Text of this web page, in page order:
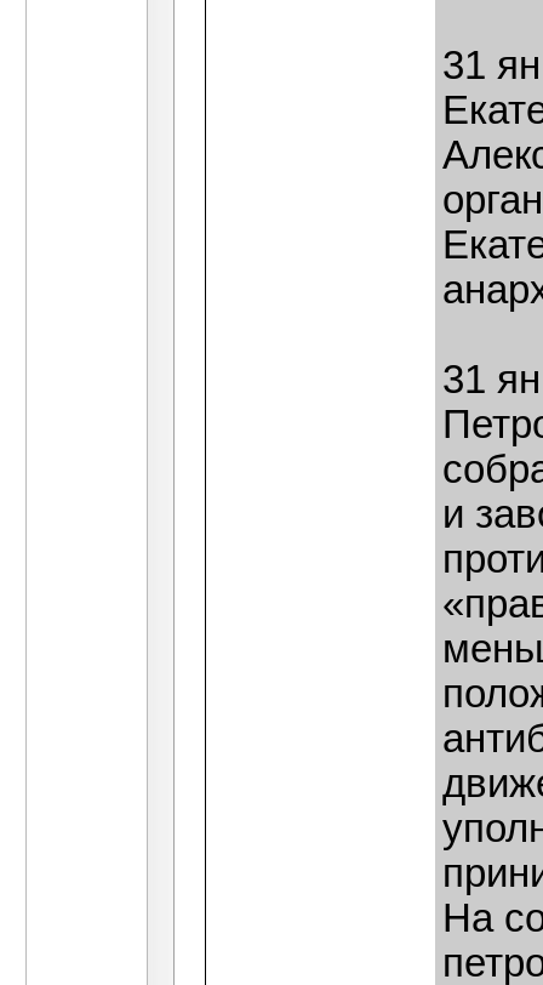
31
31
и
На